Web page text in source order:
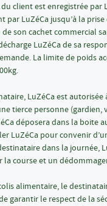
client est enregistrée
par LuZéCa jusqu’à la
son cachet commercial
LuZéCa de sa
La limite de poids
LuZéCa est
tierce personne
déposera dans la boite
LuZéCa pour convenir
dans la journée,
la course et un
alimentaire, le
garantir le respect de la